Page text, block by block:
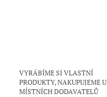
VYRÁBÍME SI VLASTNÍ
PRODUKTY, NAKUPUJEME U
MÍSTNÍCH DODAVATELŮ